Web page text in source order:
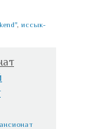
, иссык-